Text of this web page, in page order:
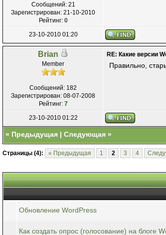
Сообщений: 21
Зарегистрирован: 21-10-2010
Рейтинг: 0
23-10-2010 01:20
Brian
Member
Сообщений: 182
Зарегистрирован: 08-07-2008
Рейтинг: 7
RE: Какие версии
Правильно,
23-10-2010 01:22
« Предыдущая | Следующая »
Страницы (4): « Предыдущая 1 2 3 4
Обновление WordPress
Как создать опрос (голосование) на блоге